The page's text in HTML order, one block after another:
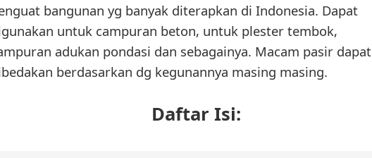
bangunan yg banyak diterapkan di Indonesia. Dapat
untuk campuran beton, untuk plester tembok,
adukan pondasi dan sebagainya. Macam pasir dapat
berdasarkan dg kegunannya masing masing.
Daftar Isi: